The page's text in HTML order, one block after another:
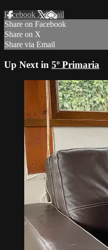
Facebook XEmail
Share on Facebook
Share on X
Share via Email
Up Next in 5º Primaria